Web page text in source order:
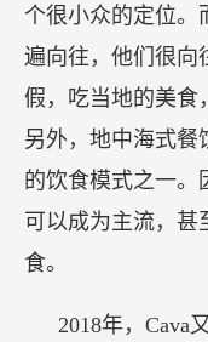
个很小众的定位。
遍向往，他们很向
假，吃当地的美食
另外，地中海式餐
的饮食模式之一。
可以成为主流，甚
食。
2018年，Cava